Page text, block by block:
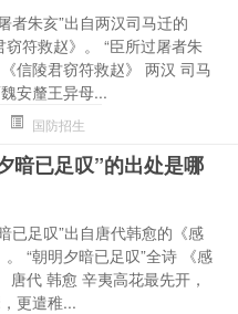
者朱亥”出自两汉司马迁的
窃符救赵》。 “臣所过屠者朱
信陵君窃符救赵》 两汉 司马
安釐王异母...
国防招生
暗已足叹”的出处是哪
已足叹”出自唐代韩愈的《感
。 “朝明夕暗已足叹”全诗 《感
唐代 韩愈 辛夷高花最先开，
更遣稚...